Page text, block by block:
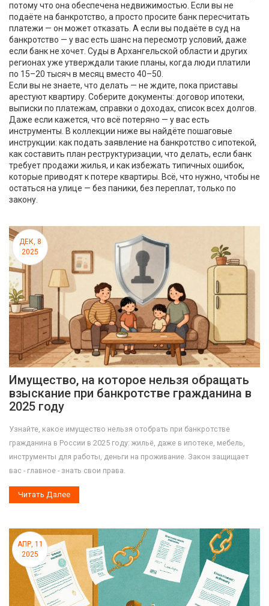
потому что она обеспечена недвижимостью. Если вы не
подаёте на банкротство, а просто просите банк пересчитать
платежи — он может отказать. А если вы подаёте в суд на
банкротство — у вас есть шанс на пересмотр условий, даже
если банк не хочет. Суды в Архангельской области и других
регионах уже утверждали такие планы, когда люди платили
по 15–20 тысяч в месяц вместо 40–50.
Если вы не знаете, что делать — не ждите, пока приставы
арестуют квартиру. Соберите документы: договор ипотеки,
выписки по платежам, справки о доходах, список всех долгов.
Даже если кажется, что всё потеряно — у вас есть
инструменты. В коллекции ниже вы найдёте пошаговые
инструкции: как подать заявление на банкротство с ипотекой,
как составить план реструктуризации, что делать, если банк
требует продажи жилья, и как избежать типичных ошибок,
которые приводят к потере квартиры. Всё, что нужно, чтобы не
остаться на улице — без паники, без переплат, только по
закону.
ДЕК, 8
2025
Имущество, на которое нельзя обращать
взыскание при банкротстве гражданина в
2025 году
Узнайте, какое имущество нельзя отобрать при банкротстве
гражданина в России в 2025 году: жильё, даже в ипотеке, мебель,
инструменты для работы, деньги на проживание. Закон защищает
вас - главное - знать свои права.
Читать Далее
АПР, 11
2025